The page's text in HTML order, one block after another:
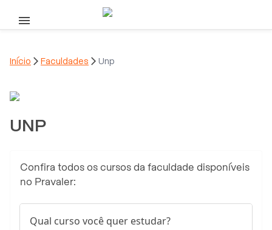
Pular para o conteúdo principal
Início  Faculdades  Unp
UNP
Confira todos os cursos da faculdade disponíveis
no Pravaler:
Qual curso você quer estudar?